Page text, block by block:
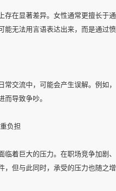
存在显著差异。女性通常更擅长于
能无法用言语表达出来，而是通过
常交流中，可能会产生误解。例如
导致争吵。
负担
临着巨大的压力。在职场竞争加
，但与此同时，承受的压力也随之